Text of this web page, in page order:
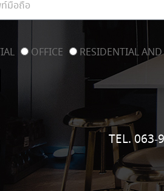
OFFICE RESIDENTIAL
TEL.